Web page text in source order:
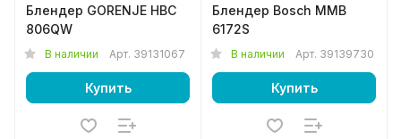
Блендер GORENJE HBC
806QW
В наличии Арт. 39131067
Купить
Блендер Bosch MMB
6172S
В наличии Арт. 39139730
Купить